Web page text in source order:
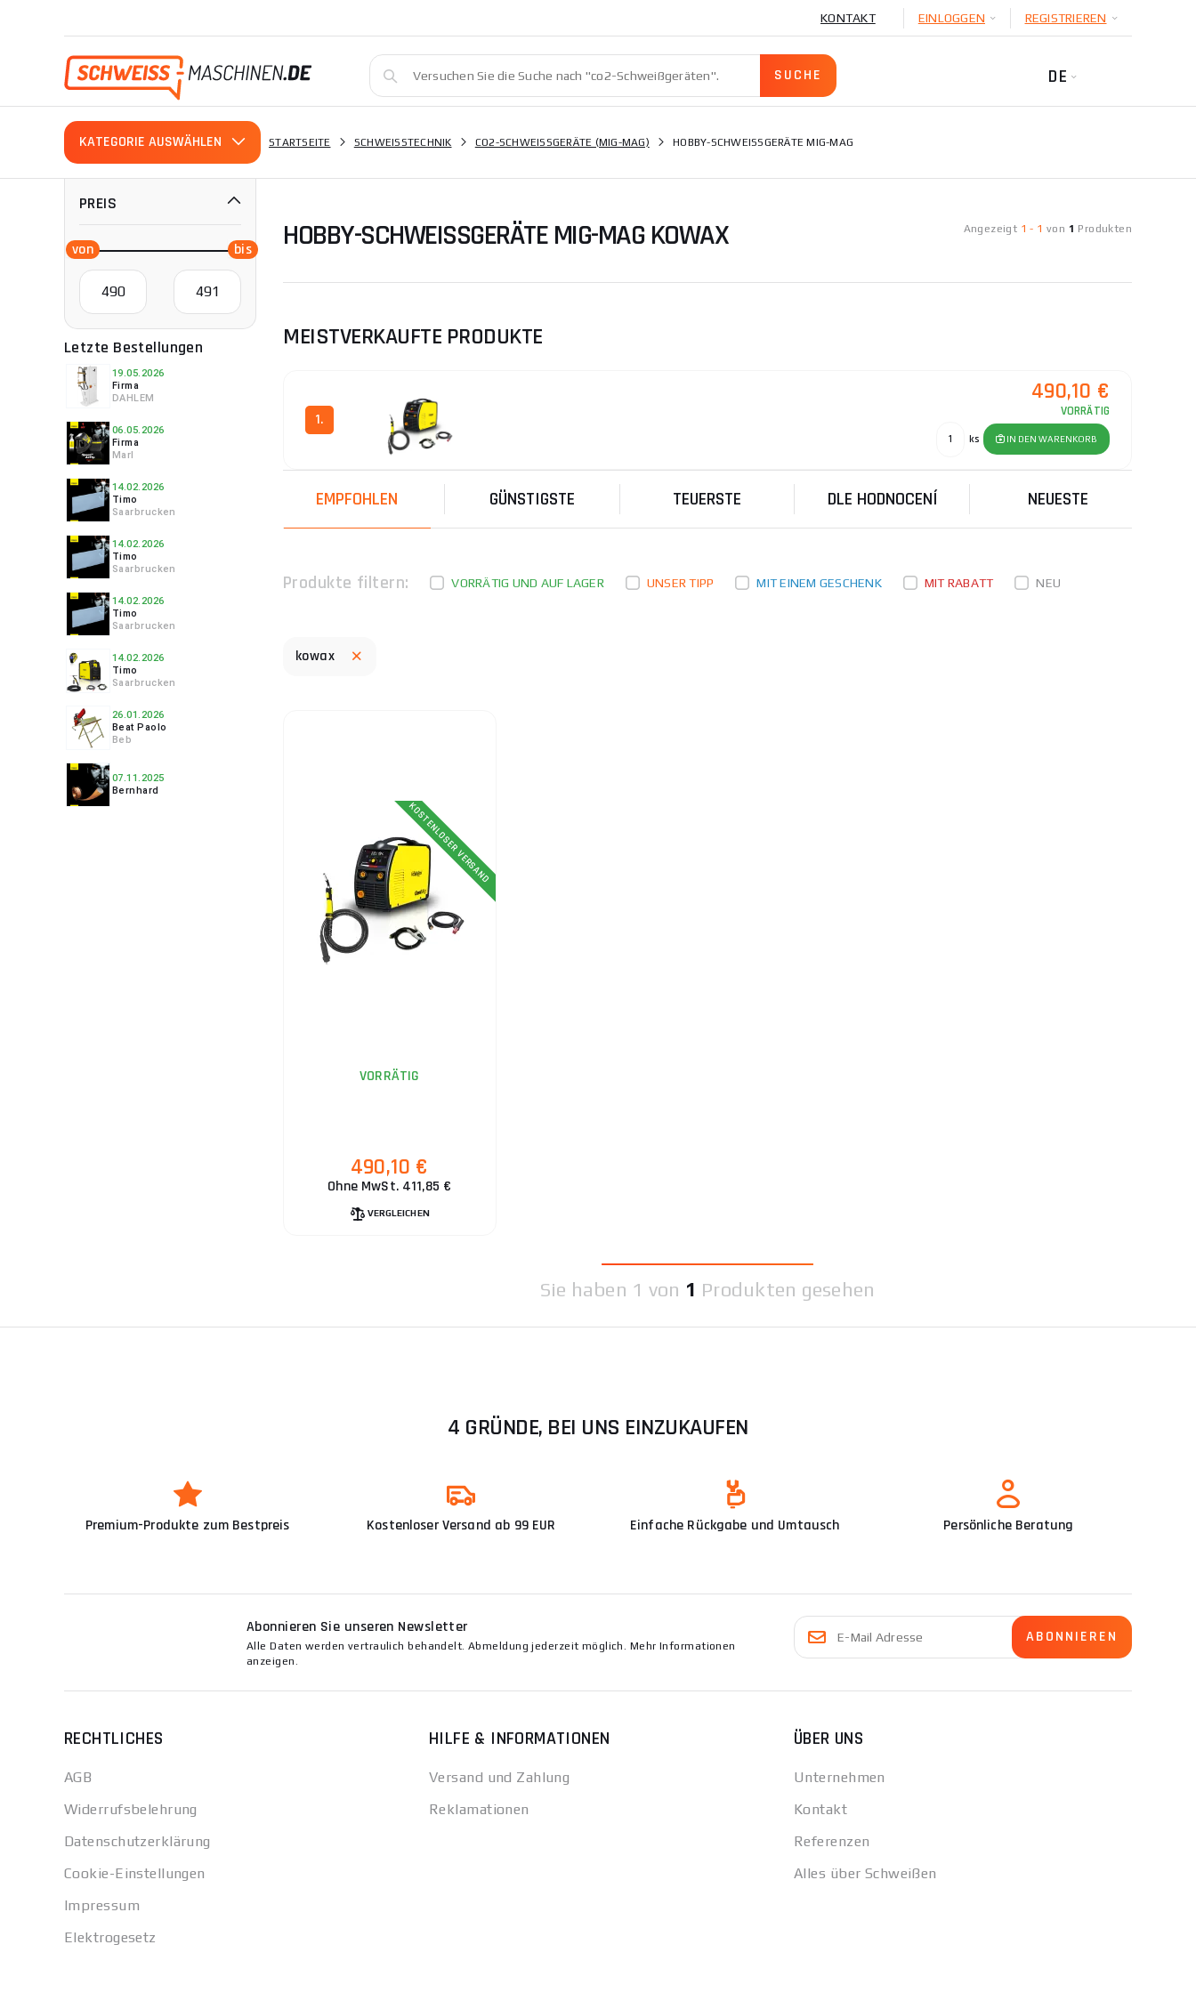
KONTAKT EINLOGGEN REGISTRIEREN
DE
KATEGORIE AUSWÄHLEN STARTSEITE SCHWEISSTECHNIK CO2-SCHWEISSGERÄTE (MIG-MAG) HOBBY-SCHWEISSGERÄTE MIG-MAG
PREIS
Letzte Bestellungen
19.05.2026
Firma
DAHLEM
06.05.2026
Firma
Marl
14.02.2026
Timo
Saarbrucken
14.02.2026
Timo
Saarbrucken
14.02.2026
Timo
Saarbrucken
14.02.2026
Timo
Saarbrucken
26.01.2026
Beat Paolo
Beb
07.11.2025
Bernhard
Angezeigt 1 - 1 von 1 Produkten
HOBBY-SCHWEISSGERÄTE MIG-MAG KOWAX
MEISTVERKAUFTE PRODUKTE
1.
490,10 €
VORRÄTIG
ks IN DEN WARENKORB
EMPFOHLEN GÜNSTIGSTE TEUERSTE DLE HODNOCENÍ NEUESTE
Produkte filtern: VORRÄTIG UND AUF LAGER UNSER TIPP MIT EINEM GESCHENK MIT RABATT NEU
kowax
KOSTENLOSER VERSAND
VORRÄTIG
490,10 €
Ohne MwSt. 411,85 €
VERGLEICHEN
Sie haben 1 von 1 Produkten gesehen
4 GRÜNDE, BEI UNS EINZUKAUFEN
Premium-Produkte zum Bestpreis Kostenloser Versand ab 99 EUR Einfache Rückgabe und Umtausch Persönliche Beratung
Abonnieren Sie unseren Newsletter
Alle Daten werden vertraulich behandelt. Abmeldung jederzeit möglich. Mehr Informationen
anzeigen.
RECHTLICHES
AGB
Widerrufsbelehrung
Datenschutzerklärung
Cookie-Einstellungen
Impressum
Elektrogesetz
HILFE & INFORMATIONEN
Versand und Zahlung
Reklamationen
ÜBER UNS
Unternehmen
Kontakt
Referenzen
Alles über Schweißen